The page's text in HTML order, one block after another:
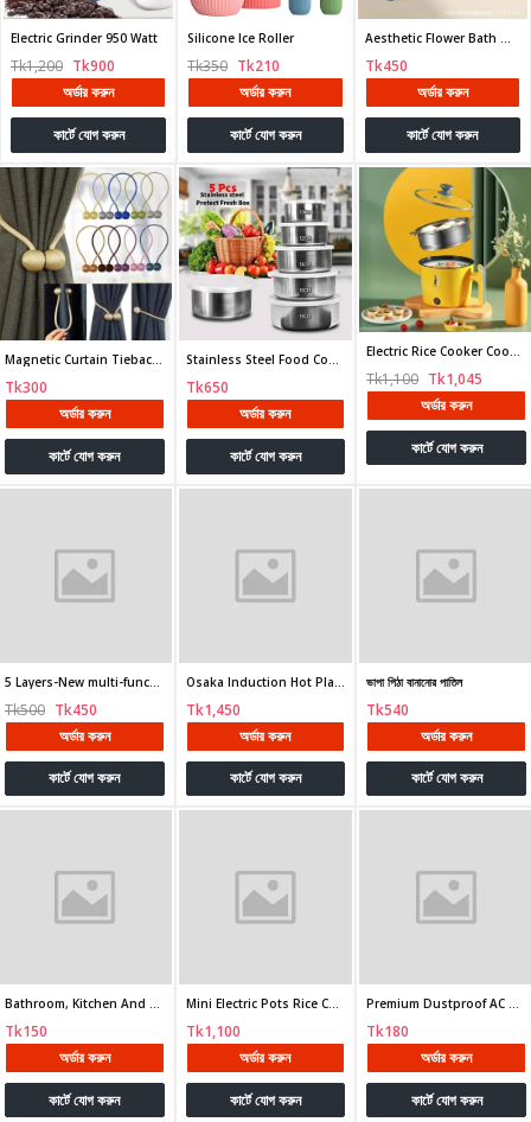
Electric Grinder 950 Watt
Tk1,200 Tk900
অর্ডার করুন
কার্টে যোগ করুন
Silicone Ice Roller
Tk350 Tk210
অর্ডার করুন
কার্টে যোগ করুন
Aesthetic Flower Bath Mat
Tk450
অর্ডার করুন
কার্টে যোগ করুন
Magnetic Curtain Tiebacks
Tk300
অর্ডার করুন
কার্টে যোগ করুন
Stainless Steel Food Container 5 in 1 Set
Tk650
অর্ডার করুন
কার্টে যোগ করুন
Electric Rice Cooker Cooking 1.9 L. Non-Stick Cooker
Tk1,100 Tk1,045
অর্ডার করুন
কার্টে যোগ করুন
Tk500 Tk450
অর্ডার করুন
কার্টে যোগ করুন
Tk1,450
অর্ডার করুন
কার্টে যোগ করুন
ভাপা পিঠা বানানোর পাতিল
Tk540
অর্ডার করুন
কার্টে যোগ করুন
Tk150
অর্ডার করুন
কার্টে যোগ করুন
Mini Electric Pots Rice Cooker Non-Stick Cooking
Tk1,100
অর্ডার করুন
কার্টে যোগ করুন
Tk180
অর্ডার করুন
কার্টে যোগ করুন